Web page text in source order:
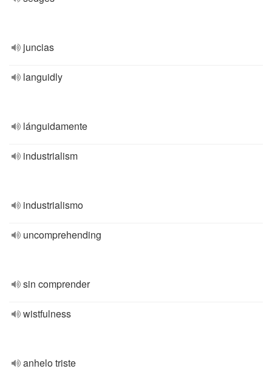
juncias
languidly
lánguidamente
industrialism
industrialismo
uncomprehending
sin comprender
wistfulness
anhelo triste